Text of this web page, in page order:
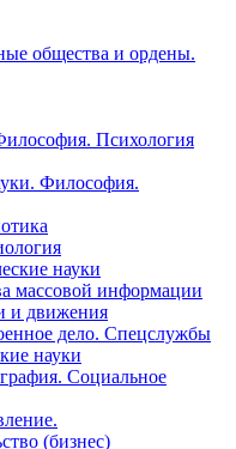
общества и ордены.
Психология
Философия.
науки
массовой информации
и движения
дело. Спецслужбы
науки
Социальное
(бизнес)